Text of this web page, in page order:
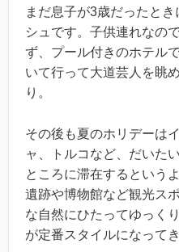
まだ息子が3歳だったと
シュです。子供連れなの
ず、プール付きのホテル
いて行って大道芸人を眺
り。
その後も夏のホリデーは
ャ、トルコなど、だいた
ところに滞在するという
遺跡や博物館など観光ス
な自然にひたってゆっく
が定番スタイルになって